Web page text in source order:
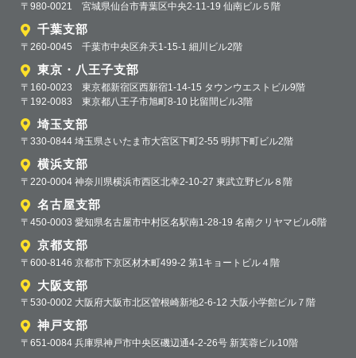
〒980-0021 宮城県仙台市青葉区中央2-11-19 仙南ビル５階
千葉支部
〒260-0045 千葉市中央区弁天1-15-1 細川ビル2階
東京・八王子支部
〒160-0023 東京都新宿区西新宿1-14-15 タウンウエストビル9階
〒192-0083 東京都八王子市旭町8-10 比留間ビル3階
埼玉支部
〒330-0844 埼玉県さいたま市大宮区下町2-55 明邦下町ビル2階
横浜支部
〒220-0004 神奈川県横浜市西区北幸2-10-27 東武立野ビル８階
名古屋支部
〒450-0003 愛知県名古屋市中村区名駅南1-28-19 名南クリヤマビル6階
京都支部
〒600-8146 京都市下京区材木町499-2 第1キョートビル４階
大阪支部
〒530-0002 大阪府大阪市北区曽根崎新地2-6-12 大阪小学館ビル７階
神戸支部
〒651-0084 兵庫県神戸市中央区磯辺通4-2-26号 新芙蓉ビル10階